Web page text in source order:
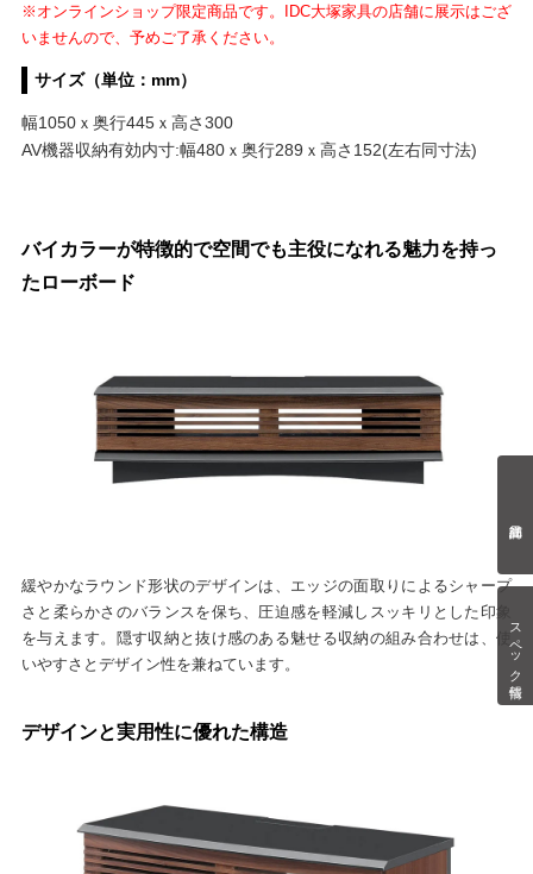
スペック情報
※オンラインショップ限定商品です。IDC大塚家具の店舗に展示はござ
いませんので、予めご了承ください。
サイズ（単位：mm）
幅1050ｘ奥行445ｘ高さ300
AV機器収納有効内寸:幅480ｘ奥行289ｘ高さ152(左右同寸法)
バイカラーが特徴的で空間でも主役になれる魅力を持っ
たローボード
緩やかなラウンド形状のデザインは、エッジの面取りによるシャープ
さと柔らかさのバランスを保ち、圧迫感を軽減しスッキリとした印象
を与えます。隠す収納と抜け感のある魅せる収納の組み合わせは、使
いやすさとデザイン性を兼ねています。
デザインと実用性に優れた構造